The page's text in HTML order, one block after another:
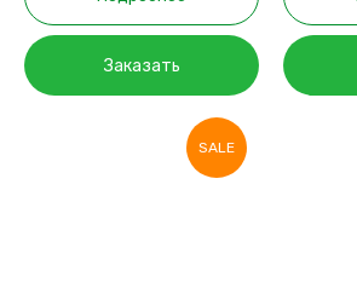
Заказать
SALE